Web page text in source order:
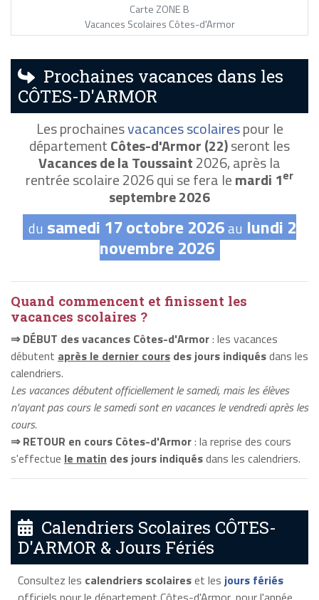
Carte ZONE B
Vacances Scolaires Côtes-d'Armor
Prochaines vacances dans les
CÔTES-D'ARMOR
Les prochainesvacances scolairespour le
départementCôtes-d'Armor (22)seront les
Vacances de la Toussaint2026, après la
rentrée scolaire 2026 qui se fera lemardi 1er
septembre 2026
du samedi 17 octobre 2026au lundi 2
novembre 2026
Quand commencent et finissent les
vacances scolaires ?
⇒ DÉBUT des vacances Côtes-d'Armor: les vacances
débutent après le dernier cours des jours indiquésdans les
calendriers.
Les vacances débutent officiellement le samedi, mais les élèves
n'ayant pas cours le samedi sont en vacances le vendredi après les
cours.
⇒ RETOUR en cours Côtes-d'Armor: la reprise des cours
s'effectue le matin des jours indiquésdans les calendriers.
Calendriers Scolaires CÔTES-
D'ARMOR & Jours Fériés
Consultez les calendriers scolaireset les jours fériés